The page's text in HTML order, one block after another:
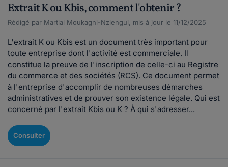
Extrait K ou Kbis, comment l'obtenir ?
Rédigé par Martial Moukagni-Nziengui, mis à jour le 11/12/2025
L'extrait K ou Kbis est un document très important pour
toute entreprise dont l'activité est commerciale. Il
constitue la preuve de l'inscription de celle-ci au Registre
du commerce et des sociétés (RCS). Ce document permet
à l'entreprise d'accomplir de nombreuses démarches
administratives et de prouver son existence légale. Qui est
concerné par l'extrait Kbis ou K ? À qui s'adresser...
Consulter